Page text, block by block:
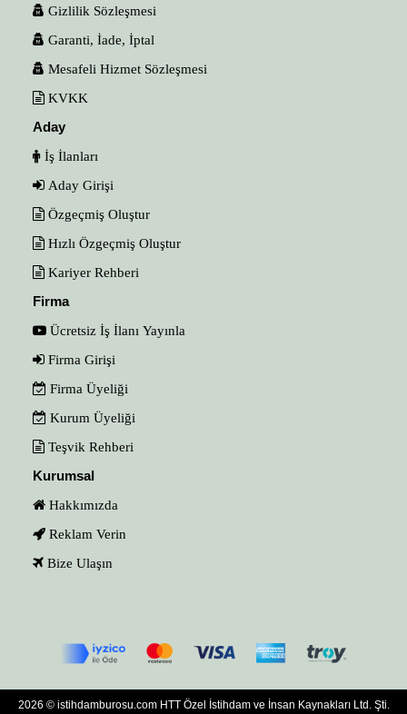
Gizlilik Sözleşmesi
Garanti, İade, İptal
Mesafeli Hizmet Sözleşmesi
KVKK
Aday
İş İlanları
Aday Girişi
Özgeçmiş Oluştur
Hızlı Özgeçmiş Oluştur
Kariyer Rehberi
Firma
Ücretsiz İş İlanı Yayınla
Firma Girişi
Firma Üyeliği
Kurum Üyeliği
Teşvik Rehberi
Kurumsal
Hakkımızda
Reklam Verin
Bize Ulaşın
2026 © istihdamburosu.com HTT Özel İstihdam ve İnsan Kaynakları Ltd. Şti.